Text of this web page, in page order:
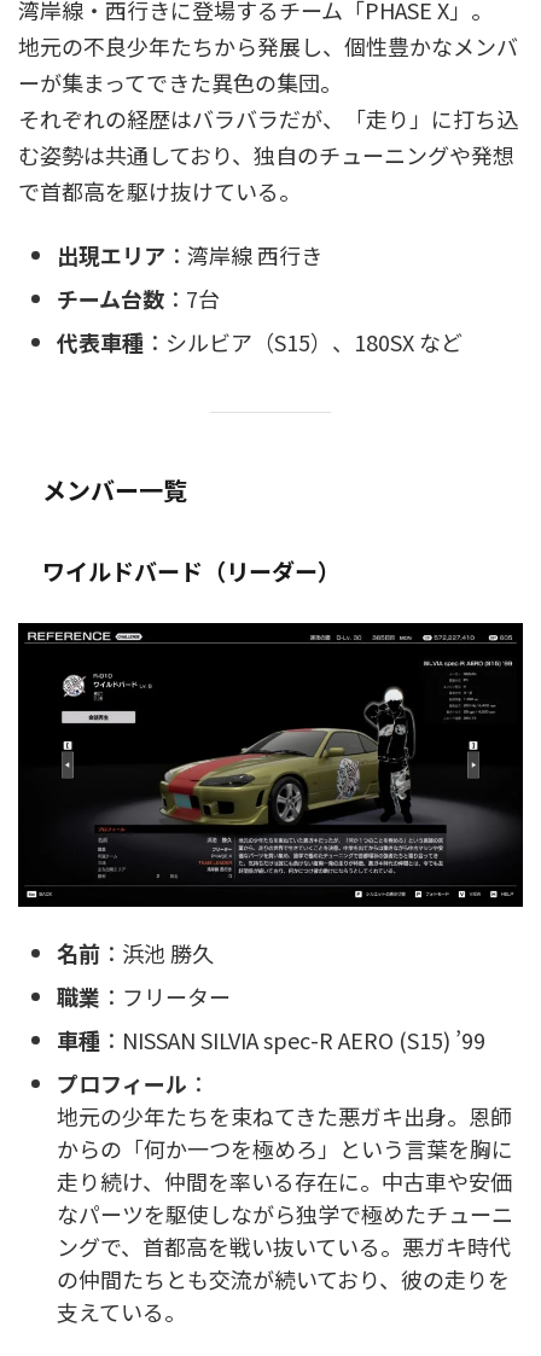
湾岸線・西行きに登場するチーム「PHASE X」。
地元の不良少年たちから発展し、個性豊かなメンバ
ーが集まってできた異色の集団。
それぞれの経歴はバラバラだが、「走り」に打ち込
む姿勢は共通しており、独自のチューニングや発想
で首都高を駆け抜けている。
出現エリア ：湾岸線 西行き
チーム台数 ：7台
代表車種 ：シルビア（S15）、180SX など
メンバー一覧
ワイルドバード（リーダー）
名前 ：浜池 勝久
職業 ：フリーター
車種 ：NISSAN SILVIA spec-R AERO (S15) ’99
プロフィール ：
地元の少年たちを束ねてきた悪ガキ出身。恩師
からの「何か一つを極めろ」という言葉を胸に
走り続け、仲間を率いる存在に。中古車や安価
なパーツを駆使しながら独学で極めたチューニ
ングで、首都高を戦い抜いている。悪ガキ時代
の仲間たちとも交流が続いており、彼の走りを
支えている。